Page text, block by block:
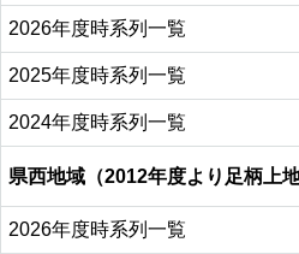
2026年度時系列一覧
2025年度時系列一覧
2024年度時系列一覧
県西地域（2012年度より足柄上
2026年度時系列一覧